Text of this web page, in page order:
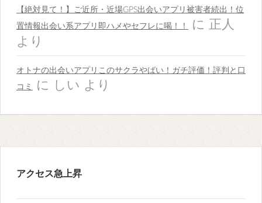
【絶対見て！】ご近所・近場GPS出会いアプリ被害者続出！位
置情報出会い系アプリ即ハメやセフレに喝！！
に
正人
より
オトナの出会いアプリこのサクラやばい！ガチ評価！評判と口
コミ
に しい より
アクセス急上昇